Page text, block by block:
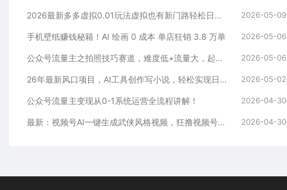
2026最新多多虚拟0.01玩法虚拟也有新门路轻松日入2500! 2026-05-09
手机壁纸赚钱秘籍！AI 绘画 0 成本 单店狂销 3.8 万单 2026-05-06
公众号流量主之拍照技巧赛道，难度低+流量大，起号第一篇就爆了10w阅读！ 2026-05-06
26年最新风口项目，AI工具创作写小说，轻松实现日入1000+ 2026-05-02
公众号流量主变现从0-1系统运营全流程讲解！ 2026-04-30
最新：视频号AI一键生成武侠风格视频，狂撸视频号分成收益，学完轻松日入1000+ 2026-04-30